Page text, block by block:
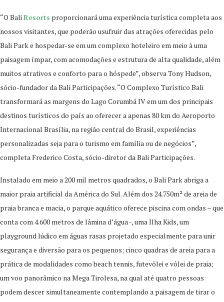
“O Bali Resorts proporcionará uma experiência turística completa aos
nossos visitantes, que poderão usufruir das atrações oferecidas pelo
Bali Park e hospedar-se em um complexo hoteleiro em meio à uma
paisagem ímpar, com acomodações e estrutura de alta qualidade, além
muitos atrativos e conforto para o hóspede”, observa Tony Hudson,
sócio-fundador da Bali Participações. “O Complexo Turístico Bali
transformará as margens do Lago Corumbá IV em um dos principais
destinos turísticos do país ao oferecer a apenas 80 km do Aeroporto
Internacional Brasília, na região central do Brasil, experiências
personalizadas seja para o turismo em família ou de negócios”,
completa Frederico Costa, sócio-diretor da Bali Participações.
Instalado em meio a 200 mil metros quadrados, o Bali Park abriga a
maior praia artificial da América do Sul. Além dos 24.750m² de areia de
praia branca e macia, o parque aquático oferece piscina com ondas – que
conta com 4.600 metros de lâmina d’água -, uma Ilha Kids, um
playground lúdico em águas rasas projetado especialmente para unir
segurança e diversão para os pequenos; cinco quadras de areia para a
prática de modalidades como beach tennis, futevôlei e vôlei de praia;
um voo panorâmico na Mega Tirolesa, na qual até quatro pessoas
podem descer simultaneamente contemplando a paisagem de tirar o